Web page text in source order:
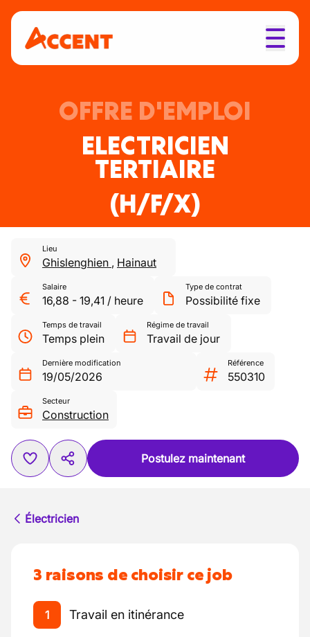
OFFRE D'EMPLOI
ELECTRICIEN
TERTIAIRE
(H/F/X)
Lieu
Ghislenghien , Hainaut
Salaire
16,88 - 19,41 / heure
Type de contrat
Possibilité fixe
Temps de travail
Temps plein
Régime de travail
Travail de jour
Dernière modification
19/05/2026
Référence
550310
Secteur
Construction
Postulez maintenant
Électricien
3 raisons de choisir ce job
1 Travail en itinérance